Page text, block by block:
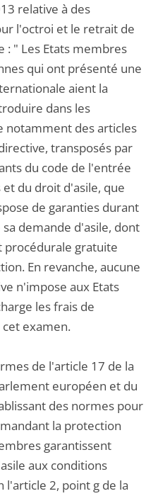
relative à des
l'octroi et le retrait de
" Les Etats membres
qui ont présenté une
aient la
dans les
notamment des articles
transposés par
du code de l'entrée
du droit d'asile, que
de garanties durant
demande d'asile, dont
procédurale gratuite
En revanche, aucune
n'impose aux Etats
les frais de
examen.
de l'article 17 de la
européen et du
des normes pour
la protection
garantissent
aux conditions
l'article 2, point g de la